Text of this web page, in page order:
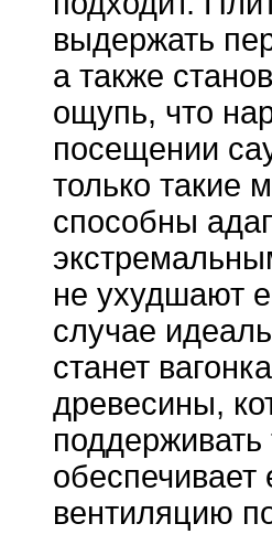
выдержать
а также
ощупь, что
посещении
только такие
способны
не ухудшают
случае
станет
древесины,
поддерживать
обеспечивает
вентиляцию